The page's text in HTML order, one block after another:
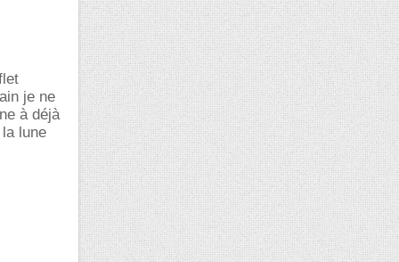
je ne
à déjà
lune